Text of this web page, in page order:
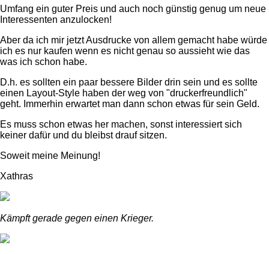
Umfang ein guter Preis und auch noch günstig genug um neue
Interessenten anzulocken!
Aber da ich mir jetzt Ausdrucke von allem gemacht habe würde
ich es nur kaufen wenn es nicht genau so aussieht wie das
was ich schon habe.
D.h. es sollten ein paar bessere Bilder drin sein und es sollte
einen Layout-Style haben der weg von "druckerfreundlich"
geht. Immerhin erwartet man dann schon etwas für sein Geld.
Es muss schon etwas her machen, sonst interessiert sich
keiner dafür und du bleibst drauf sitzen.
Soweit meine Meinung!
Xathras
Kämpft gerade gegen einen Krieger.